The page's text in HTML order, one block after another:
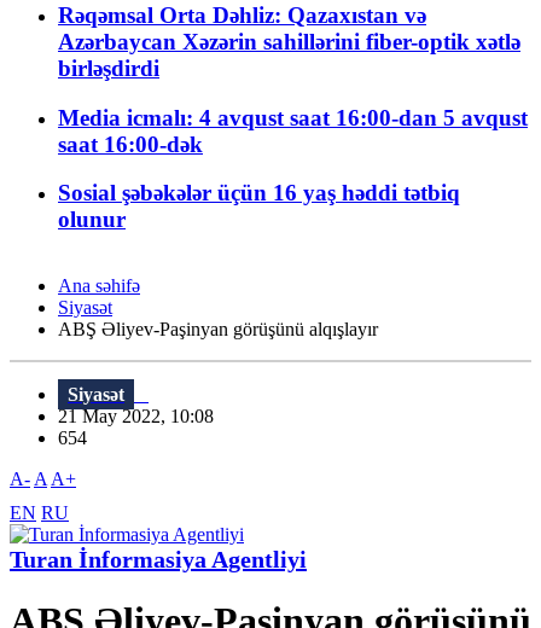
Rəqəmsal Orta Dəhliz: Qazaxıstan və
Azərbaycan Xəzərin sahillərini fiber-optik xətlə
birləşdirdi
Media icmalı: 4 avqust saat 16:00-dan 5 avqust
saat 16:00-dək
Sosial şəbəkələr üçün 16 yaş həddi tətbiq
olunur
Ana səhifə
Siyasət
ABŞ Əliyev-Paşinyan görüşünü alqışlayır
Siyasət
21 May 2022, 10:08
654
A- A A+
EN RU
Turan İnformasiya Agentliyi